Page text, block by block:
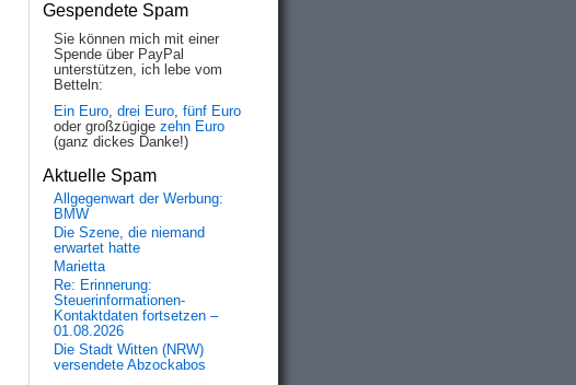
Gespendete Spam
Sie können mich mit einer
Spende über PayPal
unterstützen, ich lebe vom
Betteln:
Ein Euro, drei Euro, fünf Euro
oder großzügige zehn Euro
(ganz dickes Danke!)
Aktuelle Spam
Allgegenwart der Werbung:
BMW
Die Szene, die niemand
erwartet hatte
Marietta
Re: Erinnerung:
Steuerinformationen-
Kontaktdaten fortsetzen –
01.08.2026
Die Stadt Witten (NRW)
versendete Abzockabos